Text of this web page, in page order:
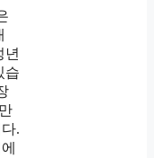
년
습
.